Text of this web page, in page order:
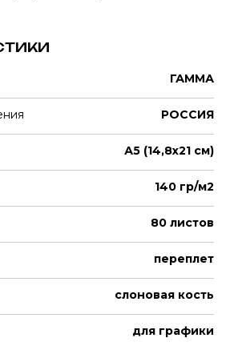
ГАММА
РОССИЯ
А5 (14,8х21 см)
140 гр/м2
80 листов
переплет
слоновая кость
для графики